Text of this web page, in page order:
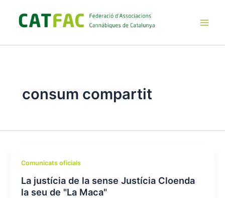
contenido
consum compartit
Comunicats oficials
La justícia de la sense Justícia Cloenda
la seu de "La Maca"